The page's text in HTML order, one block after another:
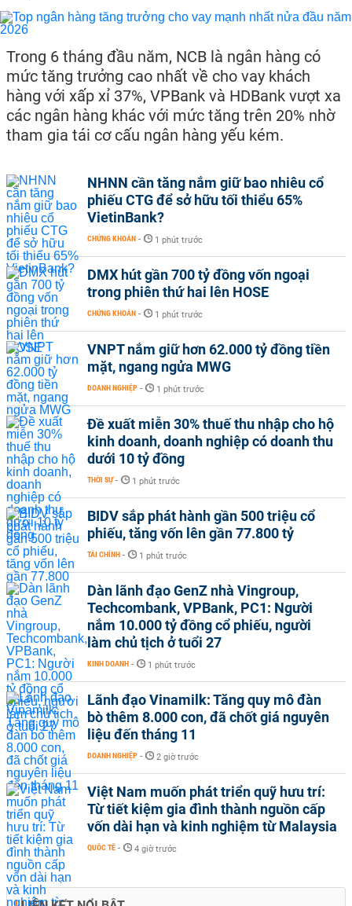
Trong 6 tháng đầu năm, NCB là ngân hàng có
mức tăng trưởng cao nhất về cho vay khách
hàng với xấp xỉ 37%, VPBank và HDBank vượt xa
các ngân hàng khác với mức tăng trên 20% nhờ
tham gia tái cơ cấu ngân hàng yếu kém.
NHNN cần tăng nắm giữ bao nhiêu cổ
phiếu CTG để sở hữu tối thiểu 65%
VietinBank?
CHỨNG KHOÁN - 1 phút trước
DMX hút gần 700 tỷ đồng vốn ngoại
trong phiên thứ hai lên HOSE
CHỨNG KHOÁN - 1 phút trước
VNPT nắm giữ hơn 62.000 tỷ đồng tiền
mặt, ngang ngửa MWG
DOANH NGHIỆP - 1 phút trước
Đề xuất miễn 30% thuế thu nhập cho hộ
kinh doanh, doanh nghiệp có doanh thu
dưới 10 tỷ đồng
THỜI SỰ - 1 phút trước
BIDV sắp phát hành gần 500 triệu cổ
phiếu, tăng vốn lên gần 77.800 tỷ
TÀI CHÍNH - 1 phút trước
Dàn lãnh đạo GenZ nhà Vingroup,
Techcombank, VPBank, PC1: Người
nắm 10.000 tỷ đồng cổ phiếu, người
làm chủ tịch ở tuổi 27
KINH DOANH - 1 phút trước
Lãnh đạo Vinamilk: Tăng quy mô đàn
bò thêm 8.000 con, đã chốt giá nguyên
liệu đến tháng 11
DOANH NGHIỆP - 2 giờ trước
Việt Nam muốn phát triển quỹ hưu trí:
Từ tiết kiệm gia đình thành nguồn cấp
vốn dài hạn và kinh nghiệm từ Malaysia
QUỐC TẾ - 4 giờ trước